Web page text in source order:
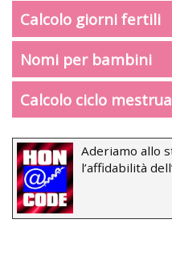
Calcolo giorni fertili
Nomi per bambini
Calcolo ciclo
Aderiamo allo
l’affidabilità